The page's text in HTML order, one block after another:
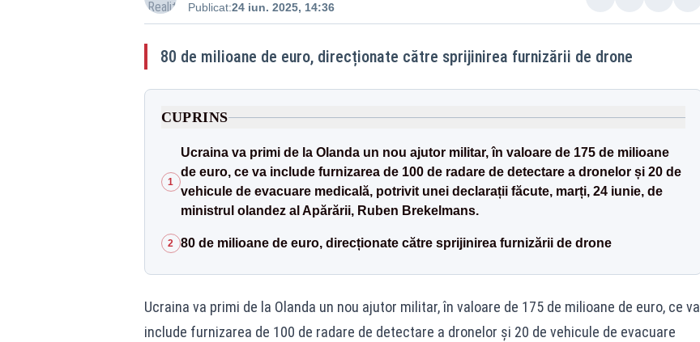
Publicat:24 iun. 2025, 14:36
80 de milioane de euro, direcționate către sprijinirea furnizării de drone
CUPRINS
1
Ucraina va primi de la Olanda un nou ajutor militar, în valoare de 175 de milioane
de euro, ce va include furnizarea de 100 de radare de detectare a dronelor și 20 de
vehicule de evacuare medicală, potrivit unei declarații făcute, marți, 24 iunie, de
ministrul olandez al Apărării, Ruben Brekelmans.
2 80 de milioane de euro, direcționate către sprijinirea furnizării de drone
Ucraina va primi de la Olanda un nou ajutor militar, în valoare de 175 de milioane de euro, ce va
include furnizarea de 100 de radare de detectare a dronelor și 20 de vehicule de evacuare